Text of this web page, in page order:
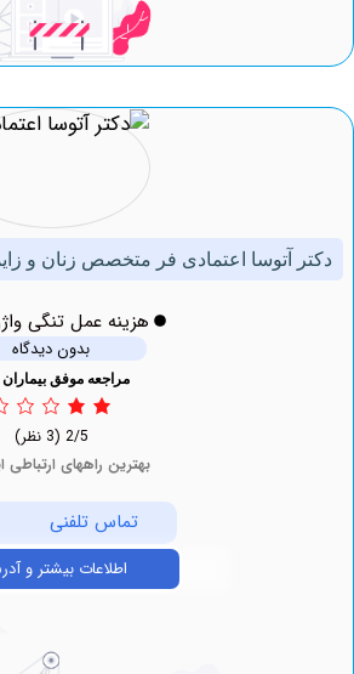
اعتمادی فر متخصص زنان و زایمان
هزینه عمل تنگی واژن در
بدون دیدگاه
مراجعه موفق بیماران 306
بهترین راههای ارتباطی این دکتر
تماس تلفنی نوبت
اطلاعات بیشتر و آدرس